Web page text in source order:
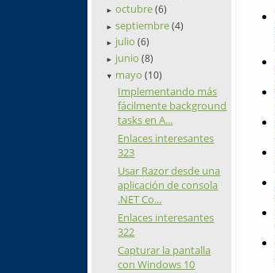
► octubre(6)
► septiembre(4)
► julio(6)
► junio(8)
▼ mayo(10)
Implementando más
fácilmente background
tasks en A...
Enlaces interesantes
323
Usar Razor desde una
aplicación de consola
.NET Co...
Enlaces interesantes
322
Capturar la pantalla
con Windows 10